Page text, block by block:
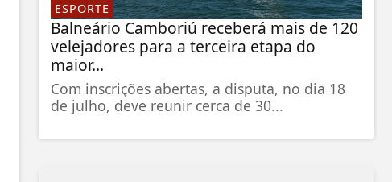
ESPORTE
Balneário Camboriú receberá mais de 120
velejadores para a terceira etapa do
maior...
Com inscrições abertas, a disputa, no dia 18
de julho, deve reunir cerca de 30...